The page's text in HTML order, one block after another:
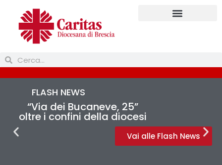
FLASH NEWS
“Via dei Bucaneve, 25”
oltre i confini della diocesi
Vai alle Flash News